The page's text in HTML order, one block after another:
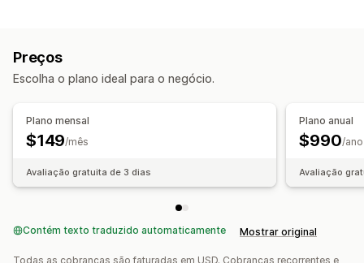
Opções de exibição
Posts em destaque
Preços
Escolha o plano ideal para o negócio.
Plano mensal
$149/mês
Avaliação gratuita de 3 dias
Plano anual
$990/ano
Avaliação
Contém texto traduzido automaticamente Mostrar original
Todas as cobranças são faturadas em USD. Cobranças recorrentes e